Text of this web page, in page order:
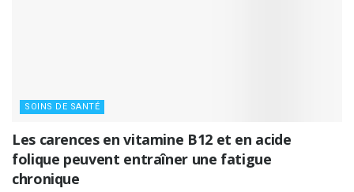
SOINS DE SANTÉ
Les carences en vitamine B12 et en acide
folique peuvent entraîner une fatigue
chronique